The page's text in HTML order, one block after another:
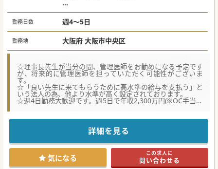
※週4日勤務の場合：年収1,900万円～
※週5日勤務の場合：年収2,300万円～
勤務日数 週4～5日
勤務地 大阪府 大阪市中央区
☆理事長先生が当分の間、管理医師をお勤めになる予定です
が、将来的に管理医師を担っていただく可能性がございま
す。
☆「良い先生に来てもらうために高水準の給与を支払う」と
いう法人の為、他より水準が高く設定されております。
☆週4日勤務大歓迎です。週5日で年収2,300万円(※OC手当を
含む)、ご経験次第ではそれ以上も狙える求人です。
【職場環境と雰囲気】
■駅近の好立地で、オシャレで働きやすい環境を準備してお
り、プライバシーにも配慮されている室内環境です。
■スタッフや法人からの改善提案も活発で、風通しが良く双
方向の意思疎通を図れる環境です。
■患者様やご家族含め、良好なコミュニケーションを重視す
る職場環境で、質の高いスタッフが集まっております。
詳細を見る
気になる この求人に
問い合わせる